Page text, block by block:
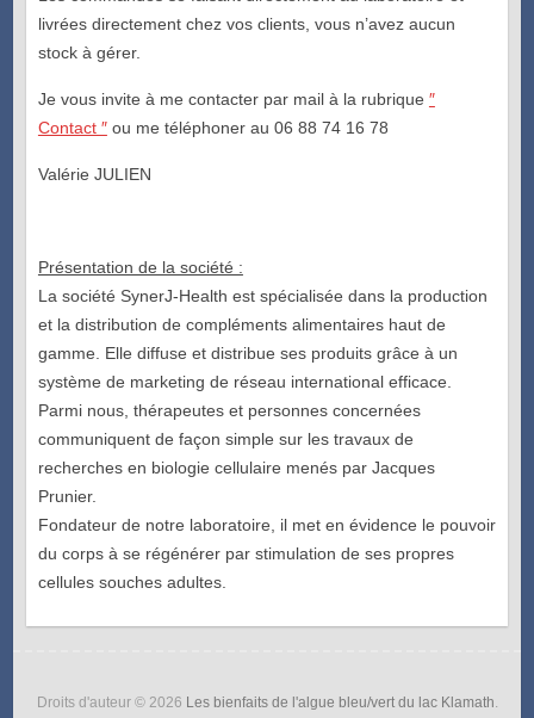
livrées directement chez vos clients, vous n’avez aucun
stock à gérer.
Je vous invite à me contacter par mail à la rubrique ″
Contact ″ou me téléphoner au 06 88 74 16 78
Valérie JULIEN
Présentation de la société :
La société SynerJ-Health est spécialisée dans la production
et la distribution de compléments alimentaires haut de
gamme. Elle diffuse et distribue ses produits grâce à un
système de marketing de réseau international efficace.
Parmi nous, thérapeutes et personnes concernées
communiquent de façon simple sur les travaux de
recherches en biologie cellulaire menés par Jacques
Prunier.
Fondateur de notre laboratoire, il met en évidence le pouvoir
du corps à se régénérer par stimulation de ses propres
cellules souches adultes.
Droits d'auteur © 2026 Les bienfaits de l'algue bleu/vert du lac Klamath.